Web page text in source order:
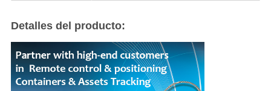
Detalles del producto: